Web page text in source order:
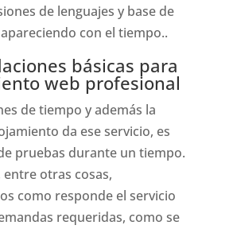
de lenguajes y base de
con el tiempo..
básicas para
web profesional
de tiempo y además la
da ese servicio, es
pruebas durante un tiempo.
entre otras cosas,
como responde el servicio
requeridas, como se